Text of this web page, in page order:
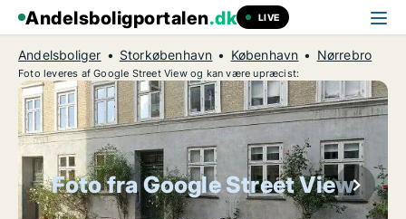
Andelsboligportalen.dk LIVE
Andelsboliger Storkøbenhavn København Nørrebro
Foto leveres af Google Street View og kan være upræcist:
Foto fra Google Street View